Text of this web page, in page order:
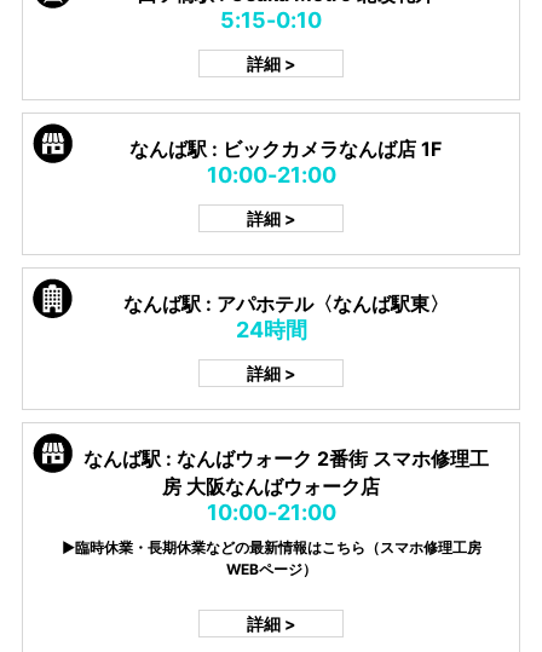
5:15-0:10
詳細 >
なんば駅 : ビックカメラなんば店 1F
10:00-21:00
詳細 >
なんば駅 : アパホテル〈なんば駅東〉
24時間
詳細 >
なんば駅 : なんばウォーク 2番街 スマホ修理工
房 大阪なんばウォーク店
10:00-21:00
▶臨時休業・長期休業などの最新情報はこちら（スマホ修理工房
WEBページ）
詳細 >